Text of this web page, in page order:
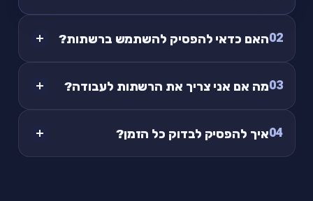
02האם כדאי להפסיק להשתמש ברשתות?
03מה אם אני צריך את הרשתות לעבודה?
04איך להפסיק לבדוק כל הזמן?